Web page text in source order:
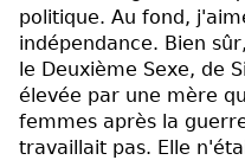
politique. Au fond,
indépendance. Bien
le Deuxième Sexe, de
élevée par une mère
femmes après la
travaillait pas. Elle